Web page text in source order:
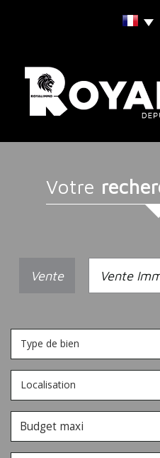
votre
Vente Vente
Type de bien
Localisation